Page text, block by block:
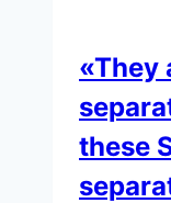
«They
these